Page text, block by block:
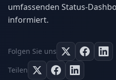
umfassenden Status-
informiert.
Folgen Sie uns
Teilen